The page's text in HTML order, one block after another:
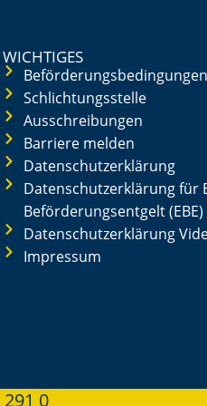
WICHTIGES
Beförderungsbedingungen
Schlichtungsstelle
Ausschreibungen
Barriere melden
Datenschutzerklärung
Datenschutzerklärung für
Beförderungsentgelt (EBE)
Datenschutzerklärung
Impressum
0